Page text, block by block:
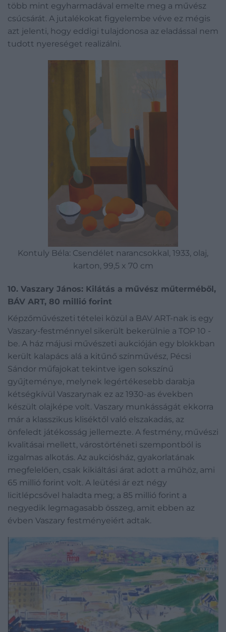
több mint egyharmadával emelte meg a művész
csúcsárát. A jutalékokat figyelembe véve ez mégis
azt jelenti, hogy eddigi tulajdonosa az eladással nem
tudott nyereséget realizálni.
Kontuly Béla: Csendélet narancsokkal, 1933, olaj,
karton, 99,5 x 70 cm
10. Vaszary János: Kilátás a művész műterméből,
BÁV ART, 80 millió forint
Képzőművészeti tételei közül a BAV ART-nak is egy
Vaszary-festménnyel sikerült bekerülnie a TOP 10 -
be. A ház májusi művészeti aukcióján egy blokkban
került kalapács alá a kitűnő színművész, Pécsi
Sándor műfajokat tekintve igen sokszínű
gyűjteménye, melynek legértékesebb darabja
kétségkívül Vaszarynak ez az 1930-as években
készült olajképe volt. Vaszary munkásságát ekkorra
már a klasszikus kliséktől való elszakadás, az
önfeledt játékosság jellemezte. A festmény, művészi
kvalitásai mellett, várostörténeti szempontból is
izgalmas alkotás. Az aukciósház, gyakorlatának
megfelelően, csak kikiáltási árat adott a műhöz, ami
65 millió forint volt. A leütési ár ezt négy
licitlépcsővel haladta meg; a 85 millió forint a
negyedik legmagasabb összeg, amit ebben az
évben Vaszary festményeiért adtak.